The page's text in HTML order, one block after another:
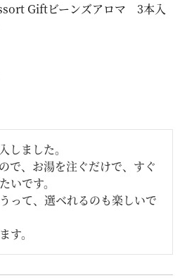
Giftビーンズアロマ 3本入
しました。
で、お湯を注ぐだけで、すぐ
いです。
って、選ベれるのも楽しいで
す。